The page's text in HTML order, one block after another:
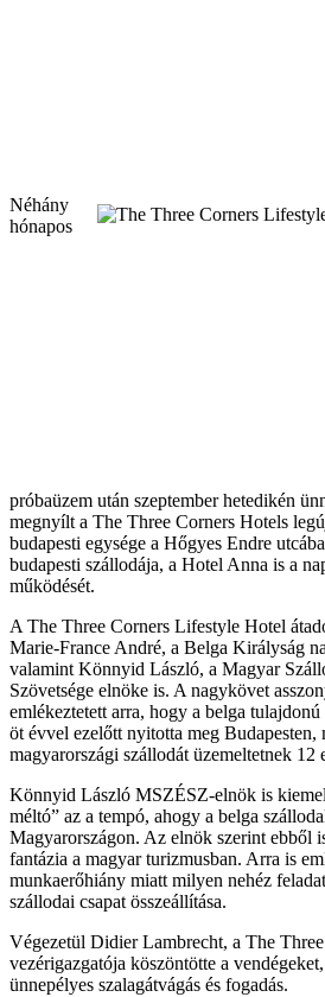
Néhány
hónapos
próbaüzem után szeptember hetedikén
megnyílt a The Three Corners Hotels
budapesti egysége a Hőgyes Endre
budapesti szállodája, a Hotel Anna is a
működését.
A The Three Corners Lifestyle Hotel
Marie-France André, a Belga Királyság
valamint Könnyid László, a Magyar
Szövetsége elnöke is. A nagykövet
emlékeztetett arra, hogy a belga
öt évvel ezelőtt nyitotta meg Budapesten,
magyarországi szállodát üzemeltetnek
Könnyid László MSZÉSZ-elnök is
méltó” az a tempó, ahogy a belga
Magyarországon. Az elnök szerint ebből
fantázia a magyar turizmusban. Arra is
munkaerőhiány miatt milyen nehéz
szállodai csapat összeállítása.
Végezetül Didier Lambrecht, a The
vezérigazgatója köszöntötte a
ünnepélyes szalagátvágás és fogadás.